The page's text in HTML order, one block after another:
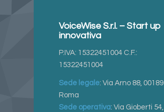
VoiceWise S.r.l. – Start up
innovativa
P.IVA: 15322451004 C.F.:
15322451004
Sede legale: Via Arno 88, 00189
Roma
Sede operativa: Via Gioberti 54,